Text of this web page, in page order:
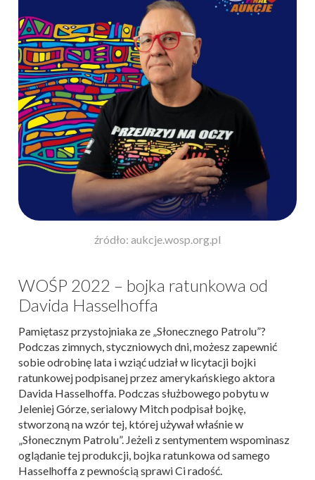
źródło: aukcje.wosp.org.pl
WOŚP 2022 – bojka ratunkowa od
Davida Hasselhoffa
Pamiętasz przystojniaka ze „Słonecznego Patrolu”?
Podczas zimnych, styczniowych dni, możesz zapewnić
sobie odrobinę lata i wziąć udział w licytacji bojki
ratunkowej podpisanej przez amerykańskiego aktora
Davida Hasselhoffa. Podczas służbowego pobytu w
Jeleniej Górze, serialowy Mitch podpisał bojkę,
stworzoną na wzór tej, której używał właśnie w
„Słonecznym Patrolu”. Jeżeli z sentymentem wspominasz
oglądanie tej produkcji, bojka ratunkowa od samego
Hasselhoffa z pewnością sprawi Ci radość.